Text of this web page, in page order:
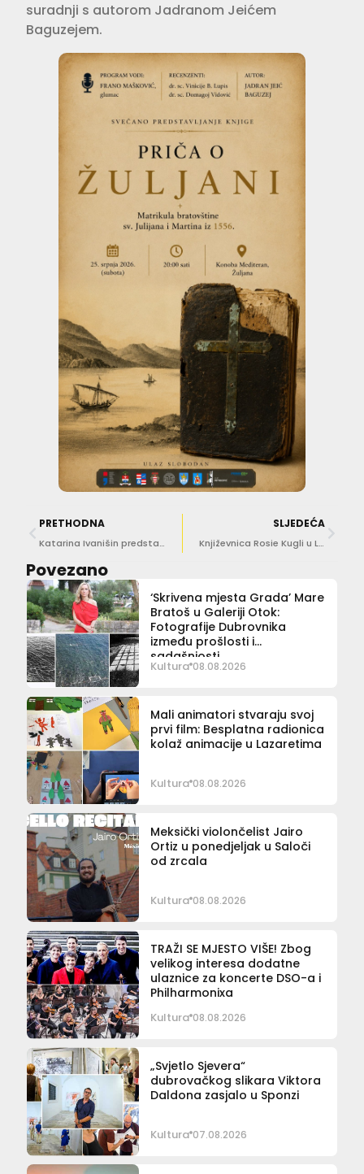
suradnji s autorom Jadranom Jeićem
Baguzejem.
PRETHODNA
Katarina Ivanišin predstavlja izložbu ‘Prolaz’ u Galeriji Flora
SLJEDEĆA
Književnica Rosie Kugli u Lapadu: Pisanje mi je isprva bilo oblik preživljavanja
Povezano
‘Skrivena mjesta Grada’ Mare
Bratoš u Galeriji Otok:
Fotografije Dubrovnika
između prošlosti i
sadašnjosti
Kultura 08.08.2026
Mali animatori stvaraju svoj
prvi film: Besplatna radionica
kolaž animacije u Lazaretima
Kultura 08.08.2026
Meksički violončelist Jairo
Ortiz u ponedjeljak u Saloči
od zrcala
Kultura 08.08.2026
TRAŽI SE MJESTO VIŠE! Zbog
velikog interesa dodatne
ulaznice za koncerte DSO-a i
Philharmonixa
Kultura 08.08.2026
„Svjetlo Sjevera“
dubrovačkog slikara Viktora
Daldona zasjalo u Sponzi
Kultura 07.08.2026